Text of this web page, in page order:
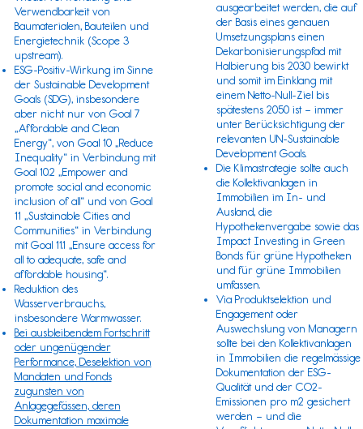
Verwendbarkeit von
Baumaterialen, Bauteilen und
Energietechnik (Scope 3
upstream).
ESG-Positiv-Wirkung im Sinne
der Sustainable Development
Goals (SDG), insbesondere
aber nicht nur von Goal 7
„Affordable and Clean
Energy“, von Goal 10 „Reduce
Inequality“ in Verbindung mit
Goal 10.2 „Empower and
promote social and economic
inclusion of all“ und von Goal
11 „Sustainable Cities and
Communities“ in Verbindung
mit Goal 11.1 „Ensure access for
all to adequate, safe and
affordable housing“.
Reduktion des
Wasserverbrauchs,
insbesondere Warmwasser.
Bei ausbleibendem Fortschritt
oder ungenügender
Performance, Deselektion von
Mandaten und Fonds
zugunsten von
Anlagegefässen, deren
Dokumentation maximale
ausgearbeitet werden, die auf
der Basis eines genauen
Umsetzungsplans einen
Dekarbonisierungspfad mit
Halbierung bis 2030 bewirkt
und somit im Einklang mit
einem Netto-Null-Ziel bis
spätestens 2050 ist – immer
unter Berücksichtigung der
relevanten UN-Sustainable
Development Goals.
Die Klimastrategie sollte auch
die Kollektivanlagen in
Immobilien im In- und
Ausland, die
Hypothekenvergabe sowie das
Impact Investing in Green
Bonds für grüne Hypotheken
und für grüne Immobilien
umfassen.
Via Produktselektion und
Engagement oder
Auswechslung von Managern
sollte bei den Kollektivanlagen
in Immobilien die regelmässige
Dokumentation der ESG-
Qualität und der CO2-
Emissionen pro m2 gesichert
werden – und die